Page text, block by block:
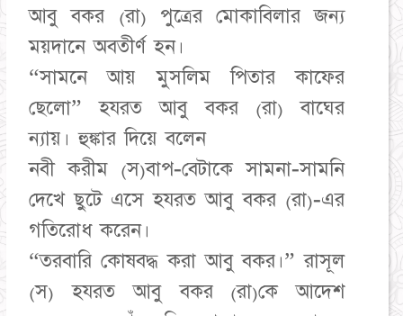
আবু বকর (রা) পুত্রের মোকাবিলার জন্য
ময়দানে অবতীর্ণ হন।
“সামনে আয় মুসলিম পিতার কাফের
ছেলো” হযরত আবু বকর (রা) বাঘের
ন্যায়। হুঙ্কার দিয়ে বলেন
নবী করীম (স)বাপ-বেটাকে সামনা-সামনি
দেখে ছুটে এসে হযরত আবু বকর (রা)-এর
গতিরোধ করেন।
“তরবারি কোষবদ্ধ করা আবু বকর।” রাসূল
(স) হযরত আবু বকর (রা)কে আদেশ